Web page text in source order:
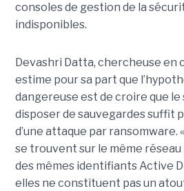
consoles de gestion de la
indisponibles.
Devashri Datta, chercheuse en
estime pour sa part que
dangereuse est de croire que le
disposer de sauvegardes suffit
d’une attaque par ransomware.
se trouvent sur le même
des mêmes identifiants Active
elles ne constituent pas un